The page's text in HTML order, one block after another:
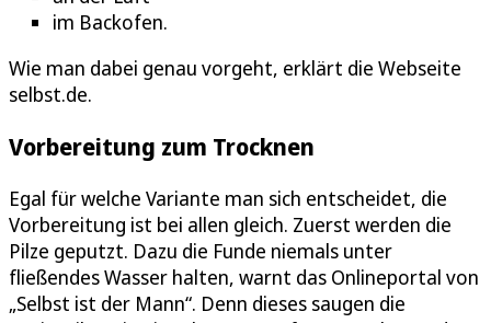
im Backofen.
Wie man dabei genau vorgeht, erklärt die Webseite
selbst.de.
Vorbereitung zum Trocknen
Egal für welche Variante man sich entscheidet, die
Vorbereitung ist bei allen gleich. Zuerst werden die
Pilze geputzt. Dazu die Funde niemals unter
fließendes Wasser halten, warnt das Onlineportal von
„Selbst ist der Mann“. Denn dieses saugen die